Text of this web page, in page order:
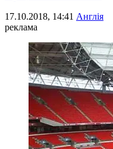
17.10.2018, 14:41 Англія
реклама